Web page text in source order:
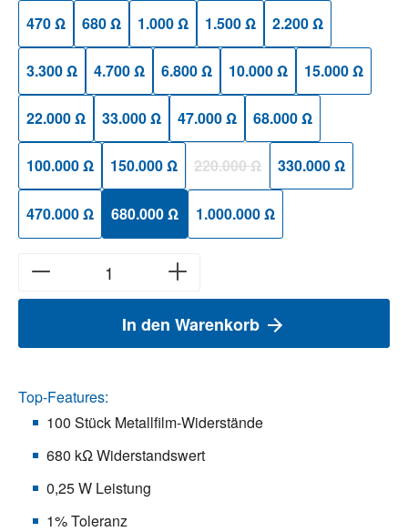
470 Ω 680 Ω 1.000 Ω 1.500 Ω 2.200 Ω
3.300 Ω 4.700 Ω 6.800 Ω 10.000 Ω 15.000 Ω
22.000 Ω 33.000 Ω 47.000 Ω 68.000 Ω
100.000 Ω 150.000 Ω 220.000 Ω(Diese Option ist zurzeit nicht
330.000 Ω
470.000 Ω 680.000 Ω 1.000.000 Ω
In den Warenkorb
Top-Features:
100 Stück Metallfilm-Widerstände
680 kΩ Widerstandswert
0,25 W Leistung
1% Toleranz